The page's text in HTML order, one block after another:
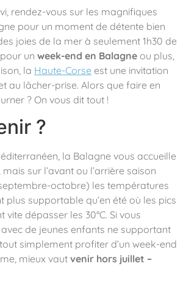
rendez-vous sur les magnifiques
pour un moment de détente bien
joies de la mer à seulement 1h30 de
un week-end en Balagne ou plus,
la Haute-Corse est une invitation
au lâcher-prise. Alors que faire en
? On vous dit tout !
?
la Balagne vous accueille
mais sur l’avant ou l’arrière saison
octobre) les températures
plus supportable qu’en été où les pics
vite dépasser les 30°C. Si vous
de jeunes enfants ne supportant
simplement profiter d’un week-end
mieux vaut venir hors juillet –